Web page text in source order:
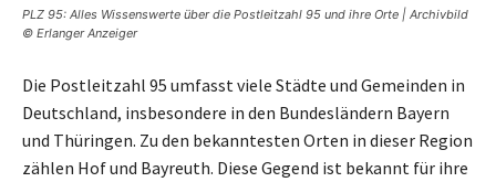
PLZ 95: Alles Wissenswerte über die Postleitzahl 95 und ihre Orte | Archivbild
© Erlanger Anzeiger
Die Postleitzahl 95 umfasst viele Städte und Gemeinden in
Deutschland, insbesondere in den Bundesländern Bayern
und Thüringen. Zu den bekanntesten Orten in dieser Region
zählen Hof und Bayreuth. Diese Gegend ist bekannt für ihre